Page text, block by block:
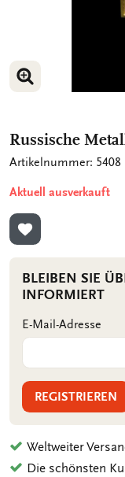
BILD
Russische
Artikelnummer: 5408
Aktuell ausverkauft
ZUR
BLEIBEN SIE
INFORMIERT
E-Mail-Adresse
REGISTRIEREN
Weltweiter
Die schönsten